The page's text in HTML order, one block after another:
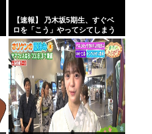
【速報】 乃木坂5期生、すぐベ
ロを「こう」やってシてしまう
ｗｗｗｗｗｗ